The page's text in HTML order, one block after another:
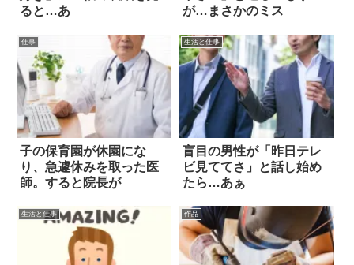
ると…あ
が…まさかのミス
仕事
子の保育園が休園にな
り、急遽休みを取った医
師。すると院長が
生活と仕事
盲目の男性が「昨日テレ
ビ見ててさ」と話し始め
たら…あぁ
生活と仕事 作品